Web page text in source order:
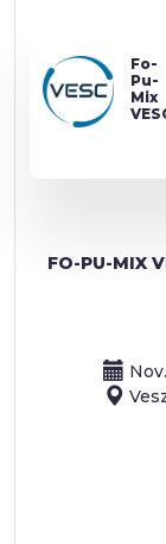
Fo-
Pu-
Mix
FO-PU-MIX